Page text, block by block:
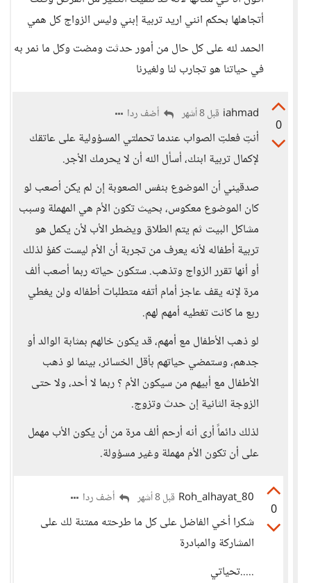
أتجاهلها بحكم انني اريد تربية إبني وليس الزواج كل همي
الحمد لله على كل حال من أمور حدثت ومضت وكل ما نمر به
في حياتنا هو تجارب لنا ولغيرنا
0
iahmad قبل 8 أشهر أضف ردا
أنتِ فعلتِ الصواب عندما تحملتي المسؤولية على عاتقك
لإكمال تربية ابنك، أسأل الله أن لا يحرمك الأجر.
صدقيني أن الموضوع بنفس الصعوبة إن لم يكن أصعب لو
كان الموضوع معكوس، بحيث تكون الأم هي المهملة وسبب
مشاكل البيت ثم يتم الطلاق ويضطر الأب لأن يكمل هو
تربية أطفاله لأنه يعرف من تجربة أن الأم ليست كفؤ لذلك
أو أنها تقرر الزواج وتذهب. ستكون حياته ربما أصعب ألف
مرة لإنه يقف عاجز أمام أتفه متطلبات أطفاله ولن يغطي
ربع ما كانت تغطيه أمهم لهم.
لو ذهب الأطفال مع أمهم، قد يكون خالهم بمثابة الوالد أو
جدهم، وستمضي حياتهم بأقل الخسائر، بينما لو ذهب
الأطفال مع أبيهم من سيكون الأم ؟ ربما لا أحد، ولا حتى
الزوجة الثانية إن حدث وتزوج.
لذلك دائماً أرى أنه أرحم ألف مرة من أن يكون الأب مهمل
على أن تكون الأم مهملة وغير مسؤولة.
0
Roh_alhayat_80 قبل 8 أشهر أضف ردا
شكرا أخي الفاضل على كل ما طرحته ممتنة لك على
المشاركة والمبادرة
.....تحياتي